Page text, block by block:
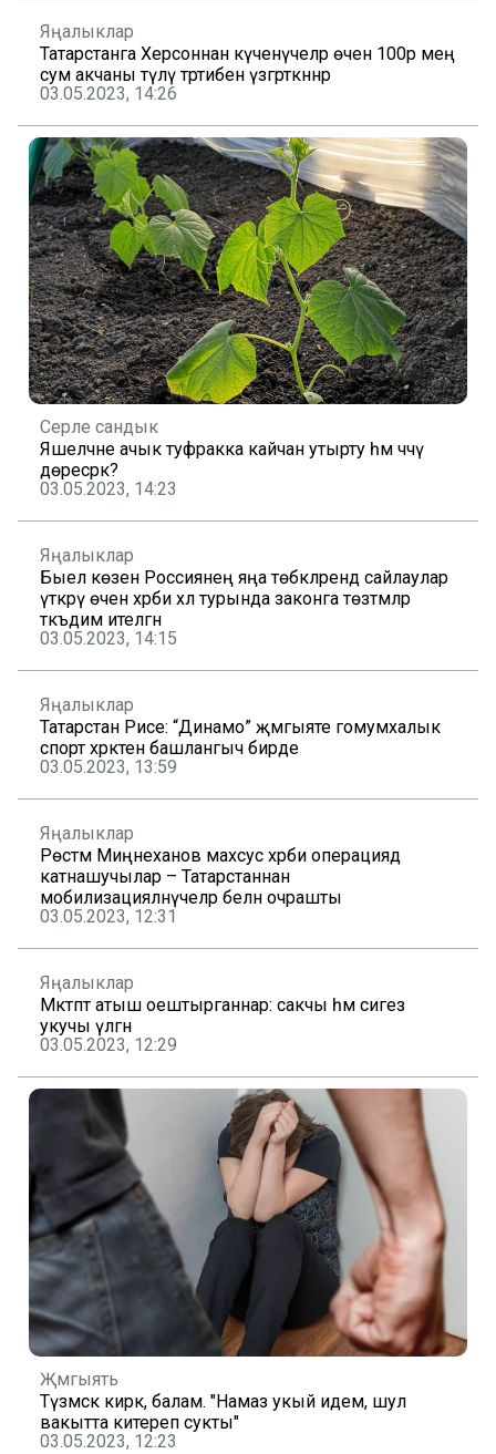
Яңалыклар
Татарстанга Херсоннан күченүчеләр өчен 100әр мең
сум акчаны түләү тәртибен үзгәрткәннәр
03.05.2023, 14:26
Серле сандык
Яшелчәне ачык туфракка кайчан утырту һәм чәчү
дөресрәк?
03.05.2023, 14:23
Яңалыклар
Быел көзен Россиянең яңа төбәкләрендә сайлаулар
үткәрү өчен хәрби хәл турында законга төзәтмәләр
тәкъдим ителгән
03.05.2023, 14:15
Яңалыклар
Татарстан Рәисе: “Динамо” җәмгыяте гомумхалык
спорт хәрәкәтенә башлангыч бирде
03.05.2023, 13:59
Яңалыклар
Рөстәм Миңнеханов махсус хәрби операциядә
катнашучылар – Татарстаннан
мобилизацияләнүчеләр белән очрашты
03.05.2023, 12:31
Яңалыклар
Мәктәптә атыш оештырганнар: сакчы һәм сигез
укучы үлгән
03.05.2023, 12:29
Җәмгыять
Түзмәскә кирәк, балам. "Намаз укый идем, шул
вакытта китереп сукты"
03.05.2023, 12:23